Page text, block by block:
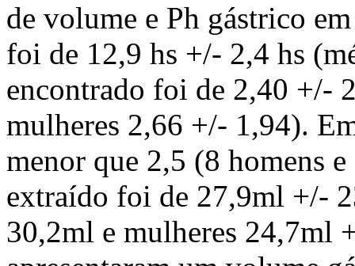
de volume e Ph gástrico
foi de 12,9 hs +/- 2,4 hs
encontrado foi de 2,40 +/-
mulheres 2,66 +/- 1,94).
menor que 2,5 (8 homens
extraído foi de 27,9ml +/-
30,2ml e mulheres 24,7ml